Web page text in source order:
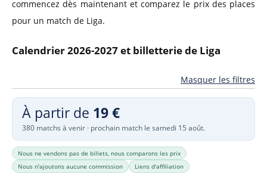
commencez dès maintenant et comparez le prix des places
pour un match de Liga.
Calendrier 2026-2027 et billetterie de Liga
Masquer les filtres
À partir de 19 €
380 matchs à venir · prochain match le samedi 15 août.
Nous ne vendons pas de billets, nous comparons les prix
Nous n'ajoutons aucune commission
Liens d'affiliation